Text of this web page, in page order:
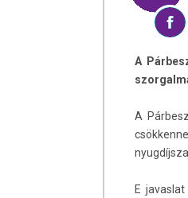
A
A
E